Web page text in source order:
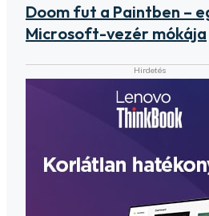
Doom fut a Paintben –
Microsoft-vezér mókája